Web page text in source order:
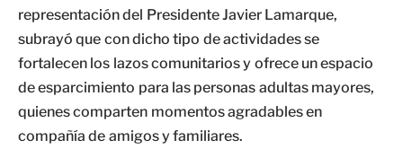
representación del Presidente Javier Lamarque,
subrayó que con dicho tipo de actividades se
fortalecen los lazos comunitarios y ofrece un espacio
de esparcimiento para las personas adultas mayores,
quienes comparten momentos agradables en
compañía de amigos y familiares.